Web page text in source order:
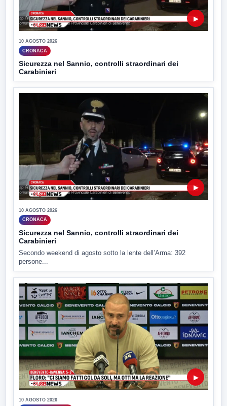
▶
10 AGOSTO 2026
CRONACA
Sicurezza nel Sannio, controlli straordinari dei
Carabinieri
▶
10 AGOSTO 2026
CRONACA
Sicurezza nel Sannio, controlli straordinari dei
Carabinieri
Secondo weekend di agosto sotto la lente dell’Arma: 392
persone...
▶
10 AGOSTO 2026